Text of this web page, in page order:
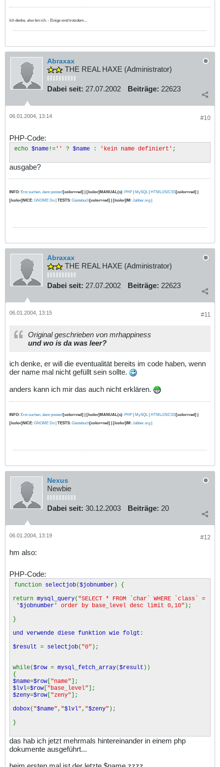
Ich denke, also bin ich. - Einige sind trotzdem...
Abraxax
THE REAL HAXE (Administrator)
Dabei seit: 27.07.2002 Beiträge: 22623
#10
06.01.2004, 13:14
PHP-Code:
echo $name != '' ? $name : 'kein name definiert' ;
ausgabe?
INFO: Erst suchen, dann posten![color=red] | [/color]MANUAL(s): PHP | MySQL | HTML/JS/CSS[color=red] |
[/color]NICE: GNOME Do | TESTS: Gästebuch[color=red] | [/color]IM: Jabber.org |
Abraxax
THE REAL HAXE (Administrator)
Dabei seit: 27.07.2002 Beiträge: 22623
#11
06.01.2004, 13:15
Original geschrieben von mrhappiness
und wo is da was leer?
ich denke, er will die eventualität bereits im code haben, wenn
der name mal nicht gefüllt sein sollte.
anders kann ich mir das auch nicht erklären.
INFO: Erst suchen, dann posten![color=red] | [/color]MANUAL(s): PHP MySQL HTML/JS/CSS[color=red] |
[/color]NICE: GNOME Do TESTS: Gästebuch[color=red] | [/color]IM : Jabber.org
Nexus
Newbie
Dabei seit: 30.12.2003 Beiträge: 20
#12
06.01.2004, 13:19
hm also:
PHP-Code:
function selectjob($jobnumber) {
return mysql_query( "SELECT * FROM `char` WHERE `class` =
'$jobnumber ' order by base_level desc limit 0,10" );
}
und verwende diese funktion wie folgt :
$result = selectjob( "0" );
while($row = mysql_fetch_array($result ))
{
$name=$row ["name"];
$lvl=$row ["base_level"];
$zeny=$row ["zeny"];
dobox( "$name" , "$lvl" , "$zeny" );
}
das hab ich jetzt mehrmals hintereinander in einem php
dokumente ausgeführt...